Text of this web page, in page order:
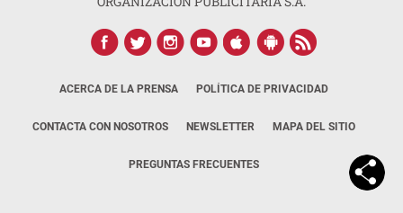
ACERCA DE LA PRENSA POLÍTICA DE PRIVACIDAD
CONTACTA CON NOSOTROS NEWSLETTER MAPA DEL SITIO
PREGUNTAS FRECUENTES